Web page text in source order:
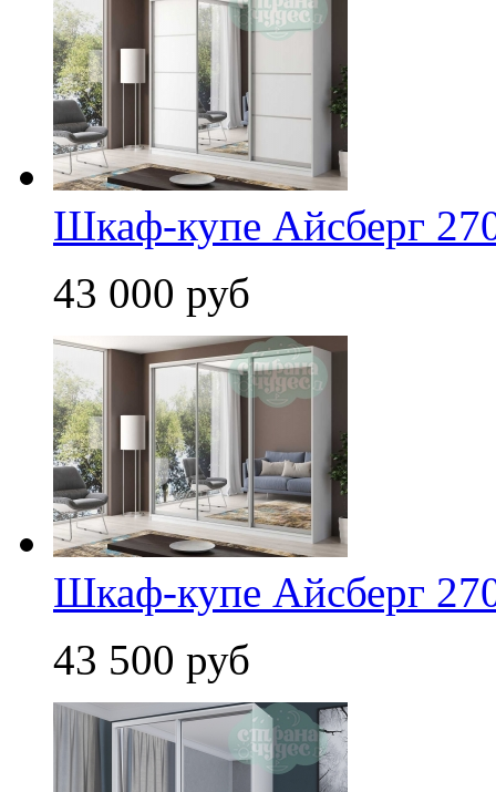
Шкаф-купе Айсберг
43 000 руб
Шкаф-купе Айсберг
43 500 руб